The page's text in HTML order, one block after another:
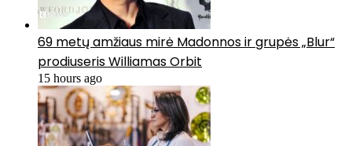
69 metų amžiaus mirė Madonnos ir grupės „Blur“
prodiuseris Williamas Orbit
15 hours ago